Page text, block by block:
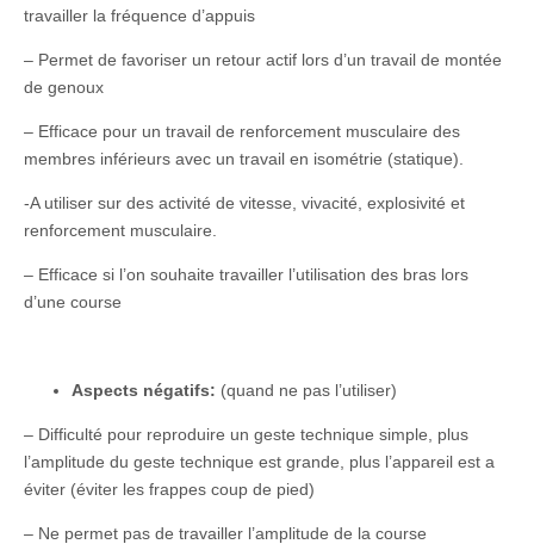
travailler la fréquence d’appuis
– Permet de favoriser un retour actif lors d’un travail de montée
de genoux
– Efficace pour un travail de renforcement musculaire des
membres inférieurs avec un travail en isométrie (statique).
-A utiliser sur des activité de vitesse, vivacité, explosivité et
renforcement musculaire.
– Efficace si l’on souhaite travailler l’utilisation des bras lors
d’une course
Aspects négatifs: (quand ne pas l’utiliser)
– Difficulté pour reproduire un geste technique simple, plus
l’amplitude du geste technique est grande, plus l’appareil est a
éviter (éviter les frappes coup de pied)
– Ne permet pas de travailler l’amplitude de la course